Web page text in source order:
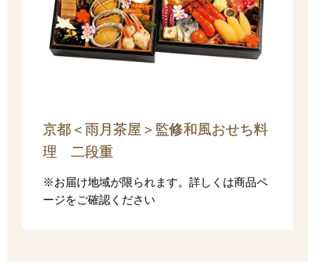
京都＜雨月茶屋＞監修和風おせち料
理 二段重
※お届け地域が限られます。詳しくは商品ペ
ージをご確認ください